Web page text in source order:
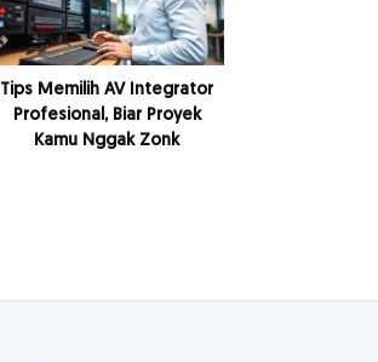
Tips Memilih AV Integrator
Profesional, Biar Proyek
Kamu Nggak Zonk